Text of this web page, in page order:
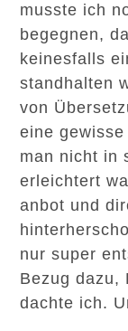
musste ich
begegnen,
keinesfalls
standhalten
von
eine
man nicht in
erleichtert
anbot und
nur super
Bezug dazu,
dachte ich.